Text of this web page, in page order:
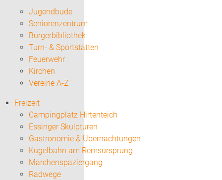
Jugendbude
Seniorenzentrum
Bürgerbibliothek
Turn- & Sportstätten
Feuerwehr
Kirchen
Vereine A-Z
Freizeit
Campingplatz Hirtenteich
Essinger Skulpturen
Gastronomie & Übernachtungen
Kugelbahn am Remsursprung
Märchenspaziergang
Radwege